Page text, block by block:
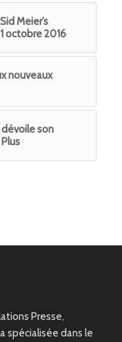
Meier’s
octobre 2016
nouveaux
dévoile son
Presse,
spécialisée dans le